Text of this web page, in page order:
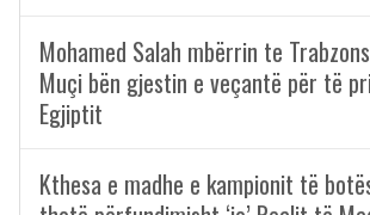
Mohamed Salah mbërrin te
Muçi bën gjestin e veçantë për të
Egjiptit
Kthesa e madhe e kampionit të